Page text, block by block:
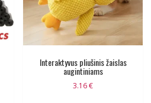
Interaktyvus pliušinis žaislas
augintiniams
3.16€